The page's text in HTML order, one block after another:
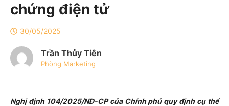
chứng điện tử
30/05/2025
Trần Thủy Tiên
Phòng Marketing
Nghị định 104/2025/NĐ-CP của Chính phủ quy định cụ thể